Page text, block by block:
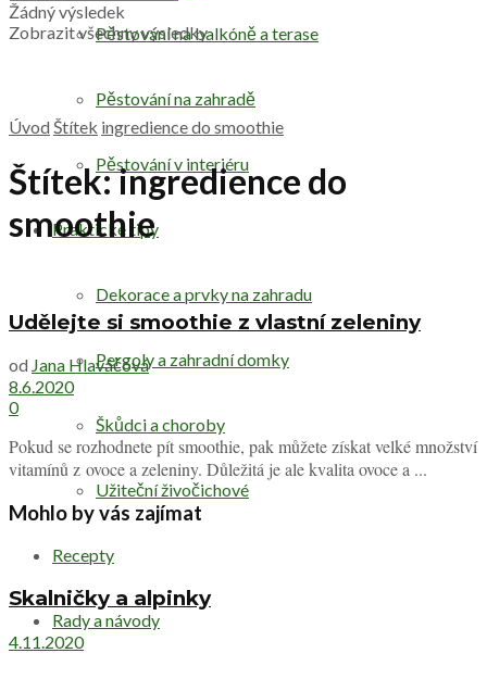
Pěstování na balkóně a terase
Pěstování na zahradě
Pěstování v interiéru
Praktické tipy
Dekorace a prvky na zahradu
Pergoly a zahradní domky
Škůdci a choroby
Užiteční živočichové
Recepty
Rady a návody
Žádný výsledek
Zobrazit všechny výsledky
Úvod Štítek ingredience do smoothie
Štítek:ingredience do
smoothie
Udělejte si smoothie z vlastní zeleniny
od Jana Hlaváčová
8.6.2020
0
Pokud se rozhodnete pít smoothie, pak můžete získat velké množství
vitamínů z ovoce a zeleniny. Důležitá je ale kvalita ovoce a ...
Mohlo by vás zajímat
Skalničky a alpinky
4.11.2020